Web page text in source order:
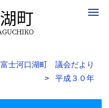
富士河口湖町 議会だより
平成３０年